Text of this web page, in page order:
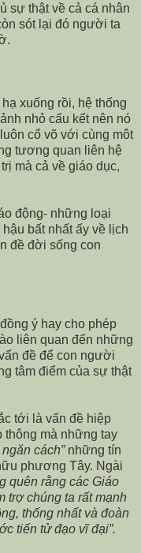
sự thật về cả cá nhân
sót lại đó người ta
xuống rồi, hệ thống
nhỏ cấu kết nên nó
cổ võ với cùng môt
tương quan liên hệ
mà cả về giáo dục,
động- những loại
bất nhất ấy về lịch
đề đời sống con
ý hay cho phép
liên quan đến những
đề để con người
tâm điểm của sự thật
tới là vấn đề hiệp
thông mà những tay
cách”những tín
phương Tây. Ngài
quên rằng các Giáo
trợ chúng ta rất mạnh
thống nhất và đoàn
tiến tử đạo vĩ đại”.